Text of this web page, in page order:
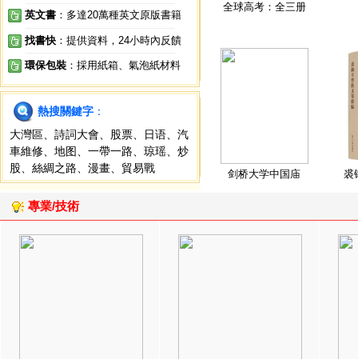
英文書 ：多達20萬種英文原版書籍
找書快 ：提供資料，24小時內反饋
環保包裝 ：採用紙箱、氣泡紙材料
熱搜關鍵字 ：
大灣區
詩詞大會 股票 日语
汽
車維修
地图 一帶一路 琼瑶
炒
股
絲綢之路 漫畫 貿易戰
全球高考：全三册
剑桥大学中国庙 裘
專業/技術